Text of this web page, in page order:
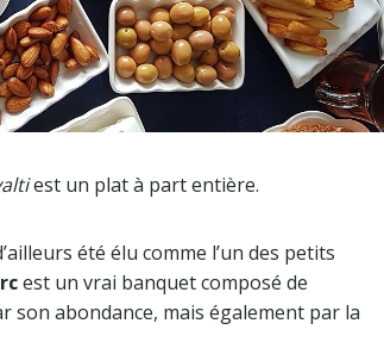
est un plat à part entière.
été élu comme l’un des petits
est un vrai banquet composé de
son abondance, mais également par la